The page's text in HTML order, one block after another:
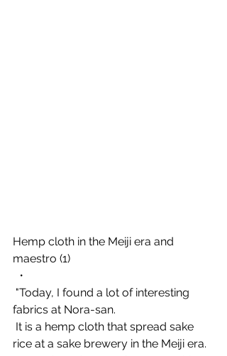
Hemp cloth in the Meiji era and
maestro (1)
・
fabrics at Nora-san.
rice at a sake brewery in the Meiji era.